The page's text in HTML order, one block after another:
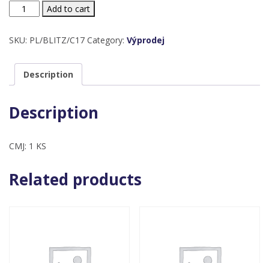
Kleště
Blitz
quantity
Add to cart
SKU: PL/BLITZ/C17 Category: Výprodej
Description
Description
CMJ: 1 KS
Related products